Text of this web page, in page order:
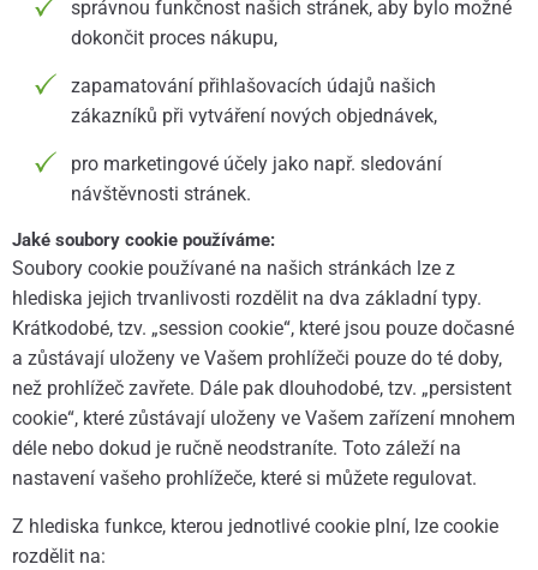
správnou funkčnost našich stránek, aby bylo možné
dokončit proces nákupu,
zapamatování přihlašovacích údajů našich
zákazníků při vytváření nových objednávek,
pro marketingové účely jako např. sledování
návštěvnosti stránek.
Jaké soubory cookie používáme:
Soubory cookie používané na našich stránkách lze z
hlediska jejich trvanlivosti rozdělit na dva základní typy.
Krátkodobé, tzv. „session cookie“, které jsou pouze dočasné
a zůstávají uloženy ve Vašem prohlížeči pouze do té doby,
než prohlížeč zavřete. Dále pak dlouhodobé, tzv. „persistent
cookie“, které zůstávají uloženy ve Vašem zařízení mnohem
déle nebo dokud je ručně neodstraníte. Toto záleží na
nastavení vašeho prohlížeče, které si můžete regulovat.
Z hlediska funkce, kterou jednotlivé cookie plní, lze cookie
rozdělit na: